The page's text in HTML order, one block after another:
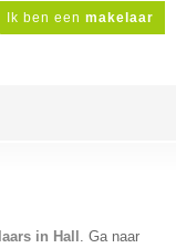
Ik ben een makelaar
in Hall . Ga naar